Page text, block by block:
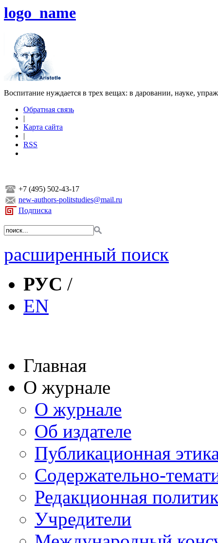
logo_name
Воспитание нуждается в трех вещах: в даровании, науке,
Обратная связь
|
Карта сайта
|
RSS
+7 (495) 502-43-17
new-authors-politstudies@mail.ru
Подписка
расширенный поиск
РУС /
EN
Главная
О журнале
О журнале
Об издателе
Публикационная
Содержательно-
Редакционная
Учредители